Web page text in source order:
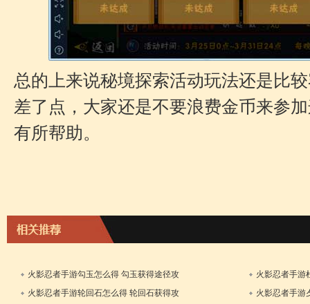
总的上来说秘境探索活动玩法还是比
差了点，大家还是不要浪费金币来参
有所帮助。
火影忍者手游勾玉怎么得 勾玉获得途径攻
略
火影忍者手游轮回石怎么得 轮回石获得攻
火影忍者手游
析
火影忍者手游